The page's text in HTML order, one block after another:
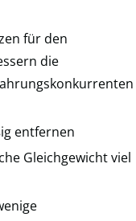
für den
die
entfernen
Gleichgewicht viel